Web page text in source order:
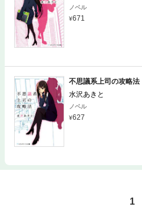
ノベル
671
不思議系上司の攻略法
水沢あきと
ノベル
627
1